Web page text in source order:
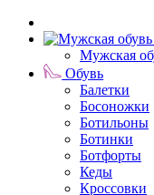
Мужская
Обувь
Балетки
Босоножки
Ботильоны
Ботинки
Ботфорты
Кеды
Кроссовки